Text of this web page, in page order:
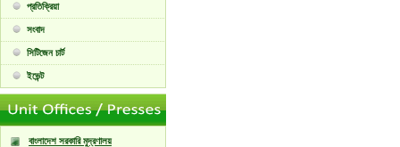
প্রতিক্রিয়া
সংবাদ
সিটিজেন চার্ট
ইভেন্ট
বাংলাদেশ সরকারি মুদ্রণালয়